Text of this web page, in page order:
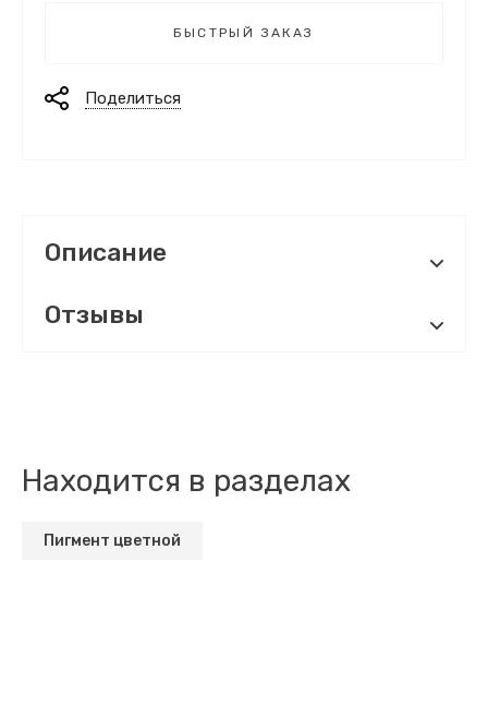
БЫСТРЫЙ ЗАКАЗ
Поделиться
Описание
Отзывы
Находится в разделах
Пигмент цветной